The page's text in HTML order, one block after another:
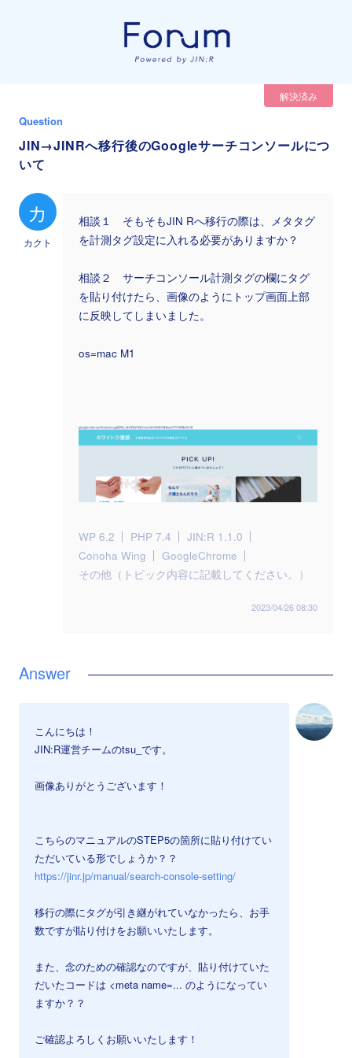
解決済み
Question
JIN→JINRへ移行後のGoogleサーチコンソールにつ
いて
カ
カクト
相談１ そもそもJIN Rへ移行の際は、メタタグ
を計測タグ設定に入れる必要がありますか？
相談２ サーチコンソール計測タグの欄にタグ
を貼り付けたら、画像のようにトップ画面上部
に反映してしまいました。
os=mac M1
WP 6.2 PHP 7.4
JIN:R 1.1.0
Conoha Wing
GoogleChrome
その他（トピック内容に記載してください。）
2023/04/26 08:30
こんにちは！
JIN:R運営チームのtsu_です。
画像ありがとうございます！
こちらのマニュアルのSTEP5の箇所に貼り付けてい
ただいている形でしょうか？？
https://jinr.jp/manual/search-console-setting/
移行の際にタグが引き継がれていなかったら、お手
数ですが貼り付けをお願いいたします。
また、念のための確認なのですが、貼り付けていた
だいたコードは <meta name=... のようになってい
ますか？？
ご確認よろしくお願いいたします！